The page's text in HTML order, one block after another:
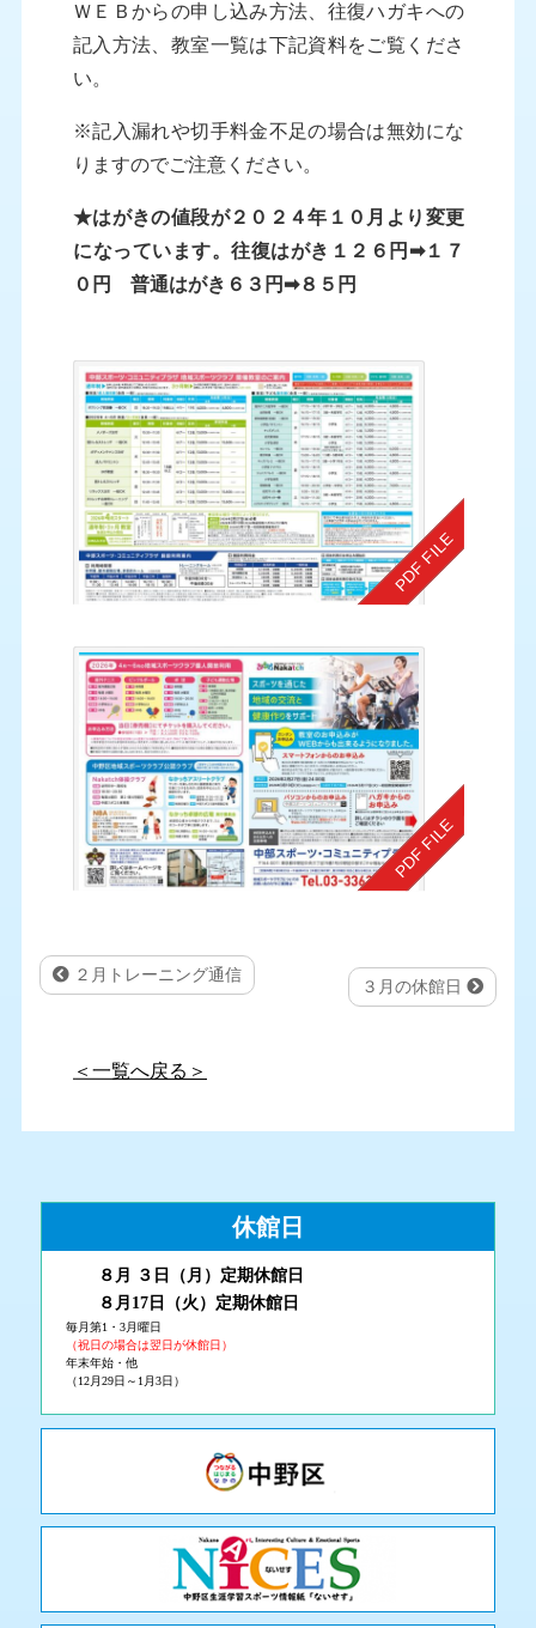
ＷＥＢからの申し込み方法、往復ハガキへの
記入方法、教室一覧は下記資料をご覧くださ
い。
※記入漏れや切手料金不足の場合は無効にな
りますのでご注意ください。
★はがきの値段が２０２４年１０月より変更
になっています。往復はがき１２６円➡１７
０円 普通はがき６３円➡８５円
２月トレーニング通信
３月の休館日
＜一覧へ戻る＞
休館日
８月 ３ 日（月 ） 定期休館日
８月17日（火 ）定期休館日
毎月第1・3月曜日
（祝日の場合は翌日が休館日）
年末年始・他
（12月29日～1月3日）